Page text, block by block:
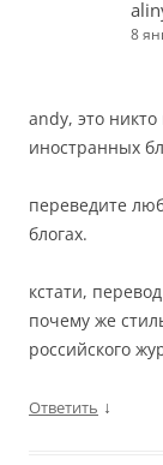
8
andy, это
иностранных
переведите
блогах.
кстати,
почему же
российского
Ответить ↓